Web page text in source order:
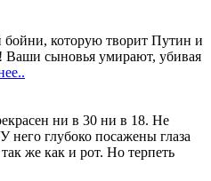
бойни, которую творит Путин и
Ваши сыновья умирают, убивая
ни в 30 ни в 18. Не
него глубоко посажены глаза
же как и рот. Но терпеть